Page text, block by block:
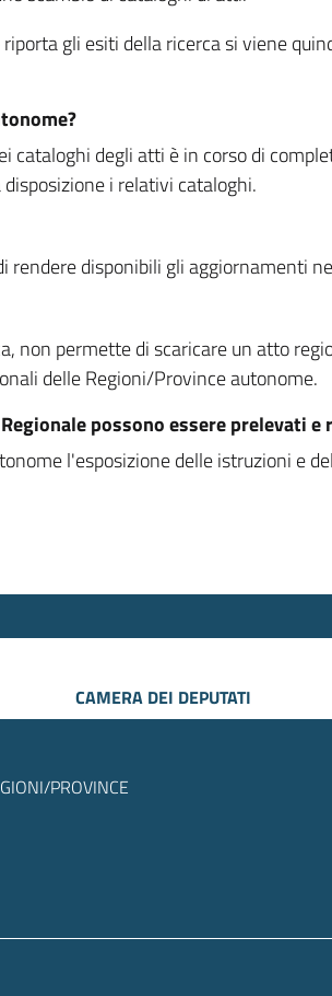
gli esiti della ricerca si viene
cataloghi degli atti è in corso di
i relativi cataloghi.
disponibili gli aggiornamenti
non permette di scaricare un atto
delle Regioni/Province autonome.
possono essere prelevati
l'esposizione delle istruzioni e
CAMERA DEI DEPUTATI
PROVINCE